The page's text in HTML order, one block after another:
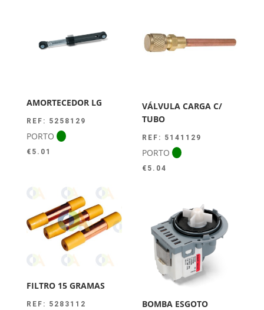
AMORTECEDOR LG
REF: 5258129
PORTO
€ 5.01
VÁLVULA CARGA C/
TUBO
REF: 5141129
PORTO
€ 5.04
FILTRO 15 GRAMAS
REF: 5283112
BOMBA ESGOTO